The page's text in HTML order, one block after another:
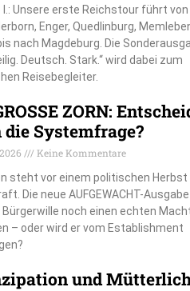
Unsere erste Reichstour führt von
Enger, Quedlinburg,
nach Magdeburg. Die
Deutsch. Stark.“ wird dabei zum
Reisebegleiter.
ZORN:
die Systemfrage?
Keine Kommentare
steht vor einem politischen
Die neue AUFGEWACHT-
Bürgerwille noch einen echten
– oder wird er vom Establishment
und